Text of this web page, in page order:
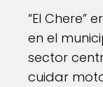
“El Chere”
en el
sector
cuidar